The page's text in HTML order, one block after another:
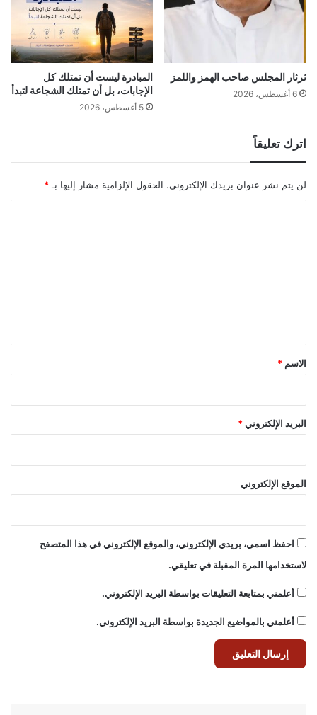
ثرثار المجلس صاحب الهمز واللمز
6 أغسطس، 2026
المبادرة ليست أن تمتلك كل
الإجابات، بل أن تمتلك الشجاعة لتبدأ
5 أغسطس، 2026
اترك تعليقاً
لن يتم نشر عنوان بريدك الإلكتروني. الحقول الإلزامية مشار إليها بـ *
*
الاسم *
البريد الإلكتروني*
الموقع الإلكتروني
احفظ اسمي، بريدي الإلكتروني، والموقع الإلكتروني في هذا المتصفح
لاستخدامها المرة المقبلة في تعليقي.
أعلمني بمتابعة التعليقات بواسطة البريد الإلكتروني.
أعلمني بالمواضيع الجديدة بواسطة البريد الإلكتروني.